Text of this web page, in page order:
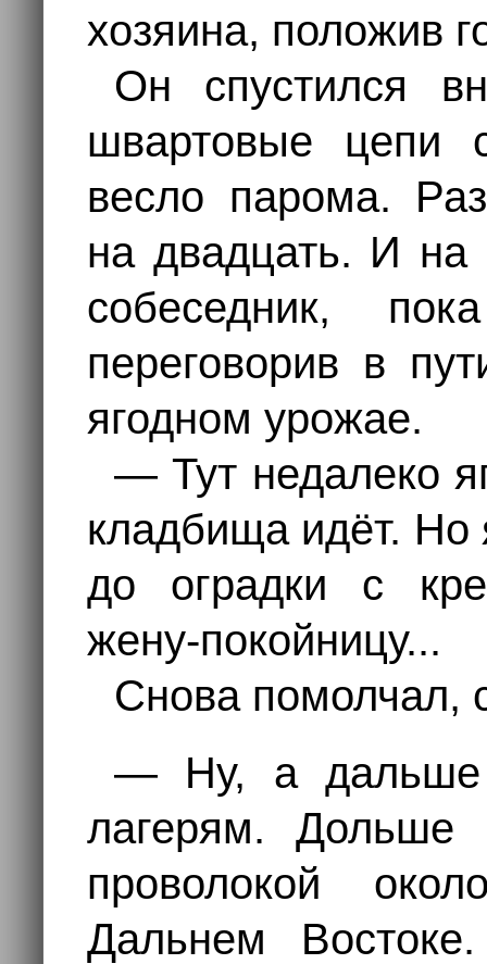
хозяина, положив
Он спустился
швартовые цепи
весло парома.
на двадцать. И на
собеседник,
переговорив в
ягодном урожае.
— Тут недалеко
кладбища идёт.
до оградки с
жену-покойницу...
Снова помолчал,
— Ну, а дальше
лагерям. Дольше
проволокой
Дальнем